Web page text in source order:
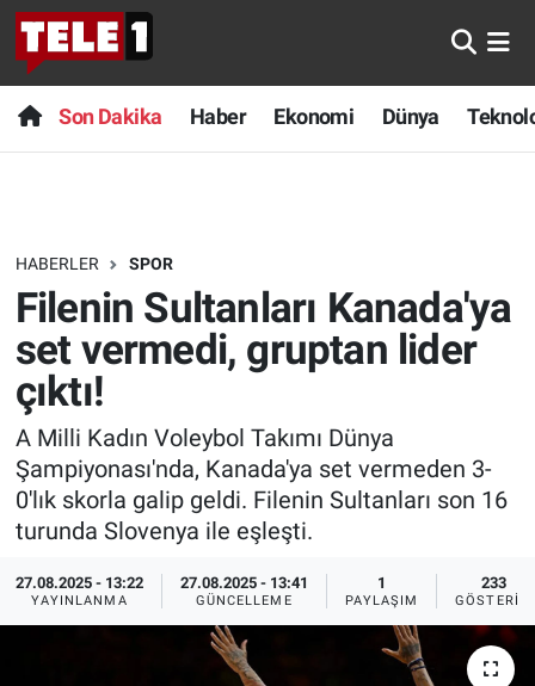
Son Dakika Haber Ekonomi Dünya
HABERLER SPOR
Filenin Sultanları Kanada'ya
set vermedi, gruptan lider
çıktı!
A Milli Kadın Voleybol Takımı Dünya
Şampiyonası'nda, Kanada'ya set vermeden 3-
0'lık skorla galip geldi. Filenin Sultanları son 16
turunda Slovenya ile eşleşti.
27.08.2025 - 13:22
YAYINLANMA
27.08.2025 - 13:41
GÜNCELLEME
1
PAYLAŞIM
233
GÖSTERIM
Anında Manşet
Başka Sohbetler
Bilim turu
Bilim ve Teknoloji Evreni
Doğa Konuşuyor
Dünya
Ege Saati
Ege'den Esintiler
Son Dakika
Haber
Dünya
Teknoloji
Sağlık
Spor
Yayın Akışı
İletişim
Nöbetçi Eczaneler
Hava Durumu
Trafik Durumu
Süper Lig Puan Durumu ve Fikstür
Tüm Manşetler
Son Dakika Haberleri
Haber Arşivi